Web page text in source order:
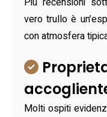
vero trullo è
con atmosfera
Molti ospiti